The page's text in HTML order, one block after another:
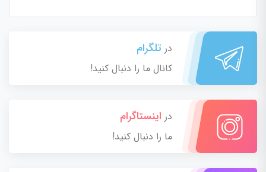
در تلگرام
کانال ما را دنبال کنید!
در اینستاگرام
ما را دنبال کنید!